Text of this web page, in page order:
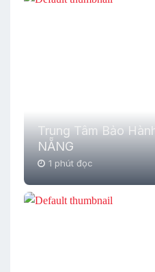
Trung Tâm Bảo
NẴNG
1 phút đọc